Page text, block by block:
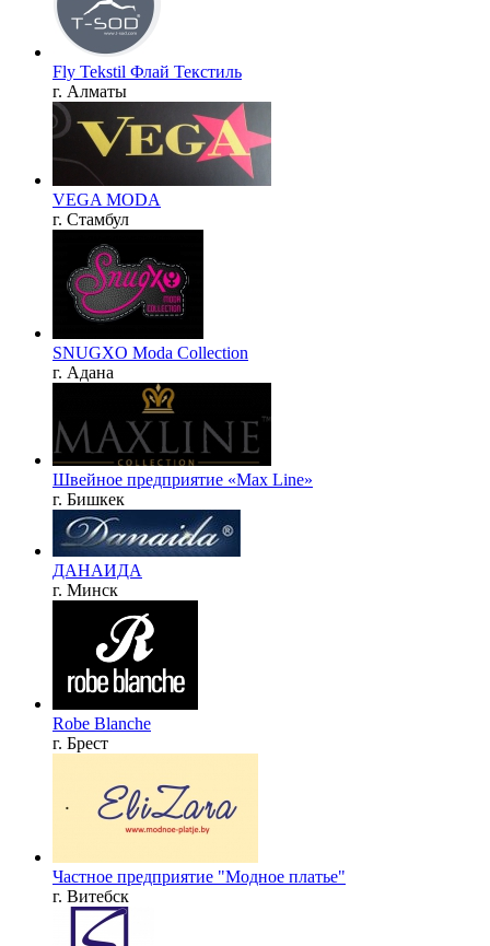
Fly Tekstil Флай Текстиль
г. Алматы
VEGA MODA
г. Стамбул
SNUGXO Moda Collection
г. Адана
Швейное предприятие «Max Line»
г. Бишкек
ДАНАИДА
г. Минск
Robe Blanche
г. Брест
Частное предприятие "Модное платье"
г. Витебск